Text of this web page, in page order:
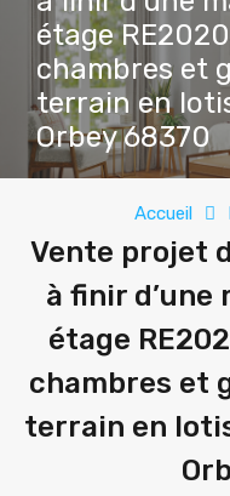
étage
chambres et
terrain en
Orbey 68370
Accueil
Vente projet
à finir
étage
chambres et
terrain en